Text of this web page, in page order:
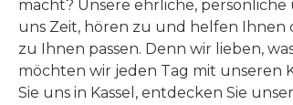
macht? Unsere ehrliche,
uns Zeit, hören zu und helfen Ihnen
zu Ihnen passen. Denn wir lieben,
möchten wir jeden Tag mit unseren
Sie uns in Kassel, entdecken Sie